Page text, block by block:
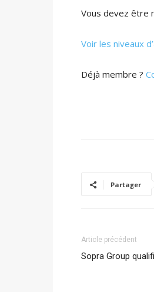
Vous devez être
Voir les niveaux
Déjà membre ?
Partager
Article précédent
Sopra Group